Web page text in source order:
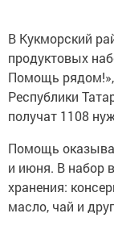
В Кукморский
продуктовых
Помощь рядом!»,
Республики
получат 1108
Помощь
и июня. В набор
хранения:
масло, чай и